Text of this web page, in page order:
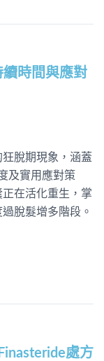
時間與應對
脫期現象，涵蓋
及實用應對策
在活化重生，掌
脫髮增多階段。
處方